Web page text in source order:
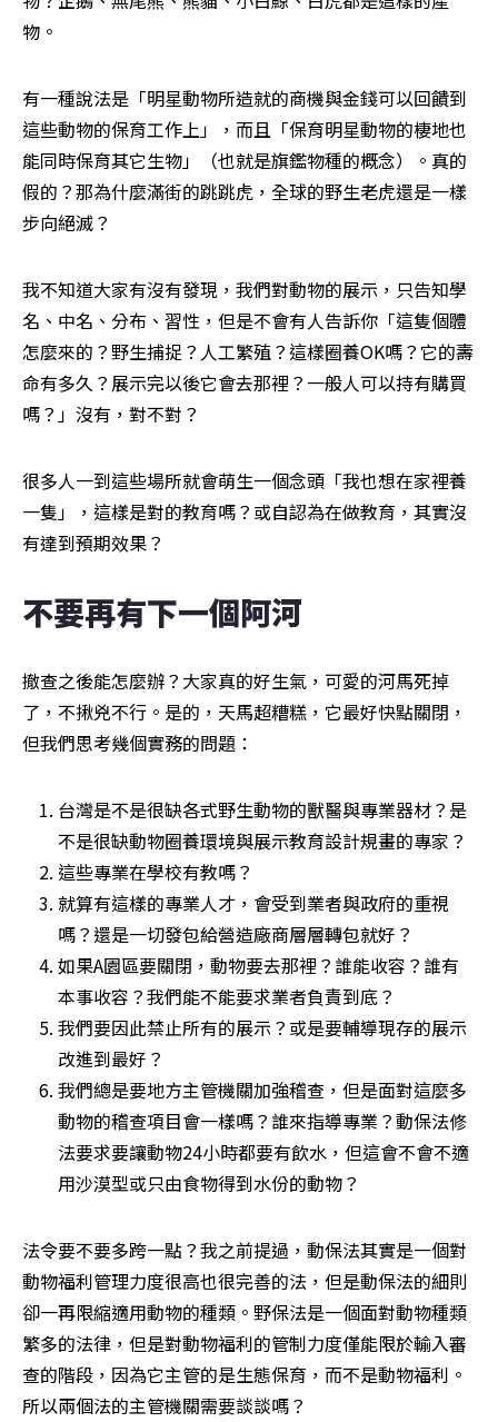
物。
有一種說法是「明星動物所造就的商機與金錢可以回饋到
這些動物的保育工作上」，而且「保育明星動物的棲地也
能同時保育其它生物」（也就是旗鑑物種的概念）。真的
假的？那為什麼滿街的跳跳虎，全球的野生老虎還是一樣
步向絕滅？
我不知道大家有沒有發現，我們對動物的展示，只告知學
名、中名、分布、習性，但是不會有人告訴你「這隻個體
怎麼來的？野生捕捉？人工繁殖？這樣圈養OK嗎？它的壽
命有多久？展示完以後它會去那裡？一般人可以持有購買
嗎？」沒有，對不對？
很多人一到這些場所就會萌生一個念頭「我也想在家裡養
一隻」，這樣是對的教育嗎？或自認為在做教育，其實沒
有達到預期效果？
不要再有下一個阿河
撤查之後能怎麼辦？大家真的好生氣，可愛的河馬死掉
了，不揪兇不行。是的，天馬超糟糕，它最好快點關閉，
但我們思考幾個實務的問題：
台灣是不是很缺各式野生動物的獸醫與專業器材？是
不是很缺動物圈養環境與展示教育設計規畫的專家？
這些專業在學校有教嗎？
就算有這樣的專業人才，會受到業者與政府的重視
嗎？還是一切發包給營造廠商層層轉包就好？
如果A園區要關閉，動物要去那裡？誰能收容？誰有
本事收容？我們能不能要求業者負責到底？
我們要因此禁止所有的展示？或是要輔導現存的展示
改進到最好？
我們總是要地方主管機關加強稽查，但是面對這麼多
動物的稽查項目會一樣嗎？誰來指導專業？動保法修
法要求要讓動物24小時都要有飲水，但這會不會不適
用沙漠型或只由食物得到水份的動物？
法令要不要多跨一點？我之前提過，動保法其實是一個對
動物福利管理力度很高也很完善的法，但是動保法的細則
卻一再限縮適用動物的種類。野保法是一個面對動物種類
繁多的法律，但是對動物福利的管制力度僅能限於輸入審
查的階段，因為它主管的是生態保育，而不是動物福利。
所以兩個法的主管機關需要談談嗎？